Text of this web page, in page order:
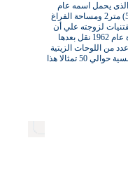
يحمل اسمه عام
1920علي الطراز الفرنسي وتبلغ مساحته الكلية (8450) متر2 ومساحة المباني به تبلغ (538,25) متر2 ومساحة الفراغ
وبعد وفاة مالكه عام 1953 أوصي بهذه المقتنيات لزوجته علي أن
يتم تحويله الى متحف يتبع الحكومة المصرية بعد رحيلها وكان افتتاح القصر كمتحف لأول مرة عام 1962 نقل بعدها
أعيد افتتاحه عام 1979 ، وتضم مقتنياته عدد من اللوحات الزيتية
والمائية والباستيل يصل عددها الى 304 لوحة كما يبلغ عدد التماثيل البرونزية والرخامية والجبسية حوالي 50 تمثالا هذا